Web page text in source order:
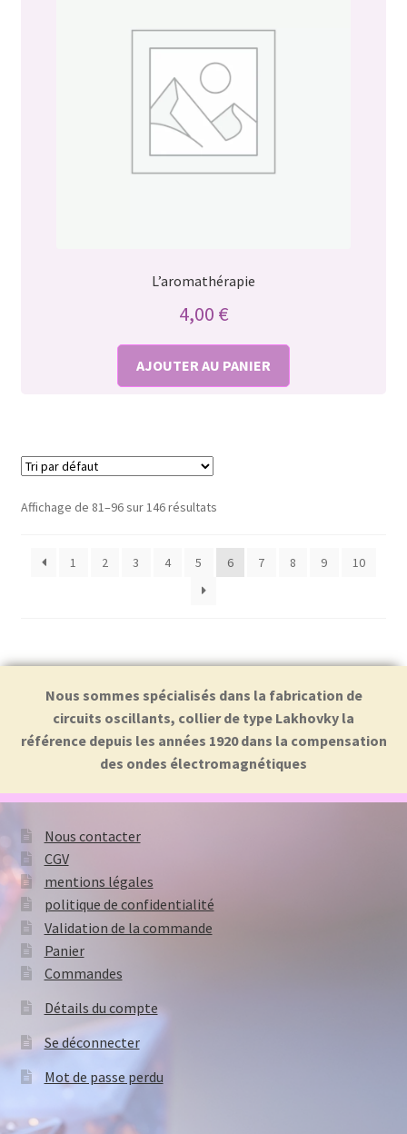
L’aromathérapie
4,00 €
AJOUTER AU PANIER
Affichage de 81–96 sur 146 résultats
1 2 3 4 5 6 7 8 9 10
Nous sommes spécialisés dans la fabrication de
circuits oscillants, collier de type Lakhovky la
référence depuis les années 1920 dans la compensation
des ondes électromagnétiques
Nous contacter
CGV
mentions légales
politique de confidentialité
Validation de la commande
Panier
Commandes
Détails du compte
Se déconnecter
Mot de passe perdu